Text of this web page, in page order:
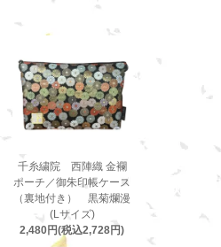
千糸繍院 西陣織 金襴
ポーチ／御朱印帳ケース
（裏地付き） 黒菊爛漫
(Lサイズ)
2,480円(税込2,728円)